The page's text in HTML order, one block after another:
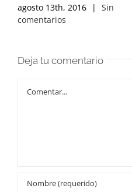
agosto 13th, 2016 |
Sin
comentarios
Deja tu comentario
Comentar